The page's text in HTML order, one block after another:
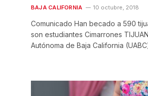
BAJA CALIFORNIA 10 octubre, 2018
Comunicado Han becado a 590
son estudiantes Cimarrones
Autónoma de Baja California